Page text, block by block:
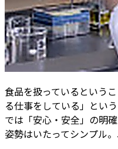
食品を扱っているという
る仕事をしている」とい
では「安心・安全」の明
姿勢はいたってシンプル。